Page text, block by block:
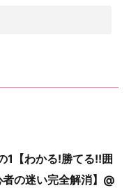
1【わかる!勝てる!!囲
の迷い完全解消】@